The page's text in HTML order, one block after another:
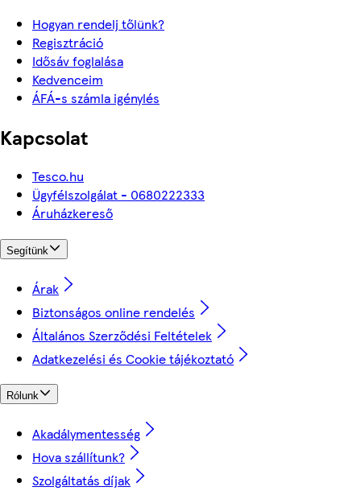
Hogyan rendelj tőlünk?
Regisztráció
Idősáv foglalása
Kedvenceim
ÁFÁ-s számla igénylés
Kapcsolat
Tesco.hu
Ügyfélszolgálat - 0680222333
Áruházkereső
Segítünk
Árak
Biztonságos online rendelés
Általános Szerződési Feltételek
Adatkezelési és Cookie tájékoztató
Rólunk
Akadálymentesség
Hova szállítunk?
Szolgáltatás díjak